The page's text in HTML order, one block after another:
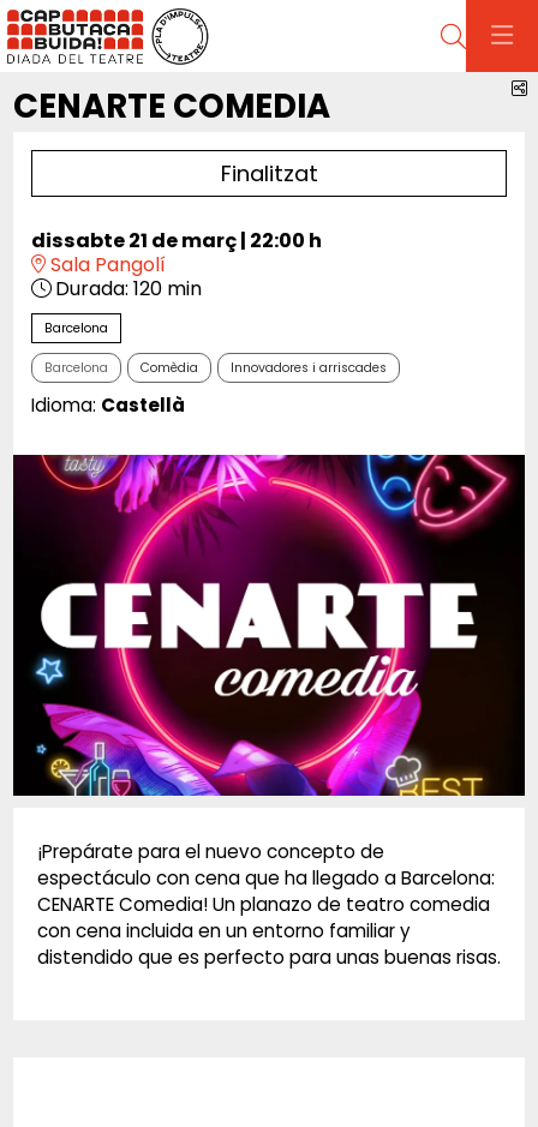
Cerca
CENARTE COMEDIA
Finalitzat
dissabte 21 de març| 22:00 h
Sala Pangolí
Durada: 120 min
Barcelona
Barcelona Comèdia Innovadores i arriscades
Idioma: Castellà
¡Prepárate para el nuevo concepto de
espectáculo con cena que ha llegado a Barcelona:
CENARTE Comedia! Un planazo de teatro comedia
con cena incluida en un entorno familiar y
distendido que es perfecto para unas buenas risas.